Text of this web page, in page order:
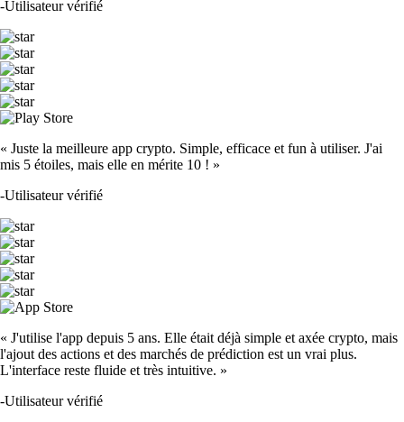
-Utilisateur vérifié
« Juste la meilleure app crypto. Simple, efficace et fun à utiliser. J'ai
mis 5 étoiles, mais elle en mérite 10 ! »
-Utilisateur vérifié
« J'utilise l'app depuis 5 ans. Elle était déjà simple et axée crypto, mais
l'ajout des actions et des marchés de prédiction est un vrai plus.
L'interface reste fluide et très intuitive. »
-Utilisateur vérifié